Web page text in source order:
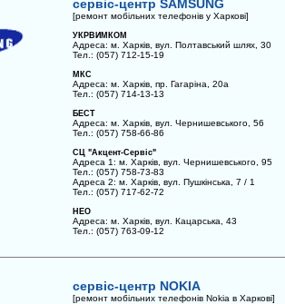
сервіс-центр SAMSUNG
[ремонт мобільних телефонів у Харкові]
УКРВИМКОМ
Адреса: м. Харків, вул. Полтавський шлях, 30
Тел.: (057) 712-15-19
МКС
Адреса: м. Харків, пр. Гагаріна, 20а
Тел.: (057) 714-13-13
БЕСТ
Адреса: м. Харків, вул. Чернишевського, 56
Тел.: (057) 758-66-86
СЦ "Акцент-Сервіс"
Адреса 1: м. Харків, вул. Чернишевського, 95
Тел.: (057) 758-73-83
Адреса 2: м. Харків, вул. Пушкінська, 7 / 1
Тел.: (057) 717-62-72
НЕО
Адреса: м. Харків, вул. Кацарська, 43
Тел.: (057) 763-09-12
сервіс-центр NOKIA
[ремонт мобільних телефонів Nokia в Харкові]